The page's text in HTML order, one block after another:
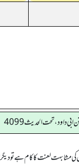
داود ، تحت الحديث 4099
لعنت کا کام ہے تو دیگر